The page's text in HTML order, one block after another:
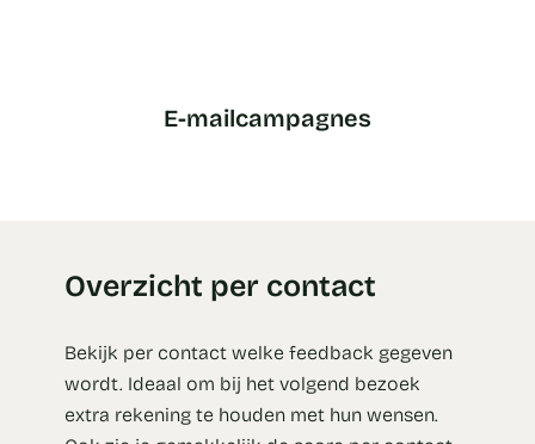
E-mailcampagnes
Overzicht per contact
Bekijk per contact welke feedback gegeven
wordt. Ideaal om bij het volgend bezoek
extra rekening te houden met hun wensen.